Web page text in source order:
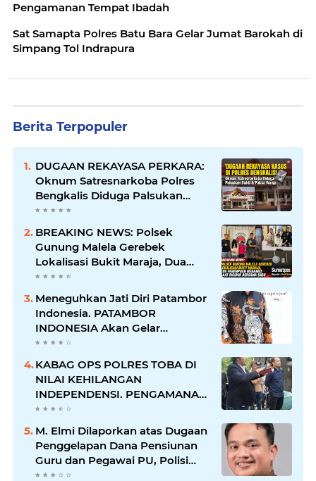
Pengamanan Tempat Ibadah
Sat Samapta Polres Batu Bara Gelar Jumat Barokah di
Simpang Tol Indrapura
Berita Terpopuler
DUGAAN REKAYASA PERKARA:
Oknum Satresnarkoba Polres
Bengkalis Diduga Palsukan
Barang Bukti Hingga Paksa
BREAKING NEWS: Polsek
Gunung Malela Gerebek
Lokalisasi Bukit Maraja, Dua
Perempuan Menangis Saat
Diciduk Bersama Sabu
Meneguhkan Jati Diri Patambor
Indonesia. PATAMBOR
INDONESIA Akan Gelar
RAKERNAS II Di Jakarta.
KABAG OPS POLRES TOBA DI
NILAI KEHILANGAN
INDEPENDENSI. PENGAMANAN
PENEMBOKAN TANAH DI
LAGUBOTI DAPAT SOROTAN.
M. Elmi Dilaporkan atas Dugaan
Penggelapan Dana Pensiunan
Guru dan Pegawai PU, Polisi
Pastikan Proses Hukum